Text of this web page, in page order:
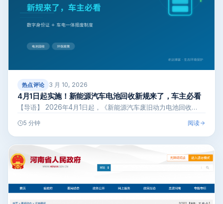
热点评论 3 月 10, 2026
4月1日起实施！新能源汽车电池回收新规来了，车主必看
【导语】 2026年4月1日起，《新能源汽车废旧动力电池回收…
5 分钟 阅读